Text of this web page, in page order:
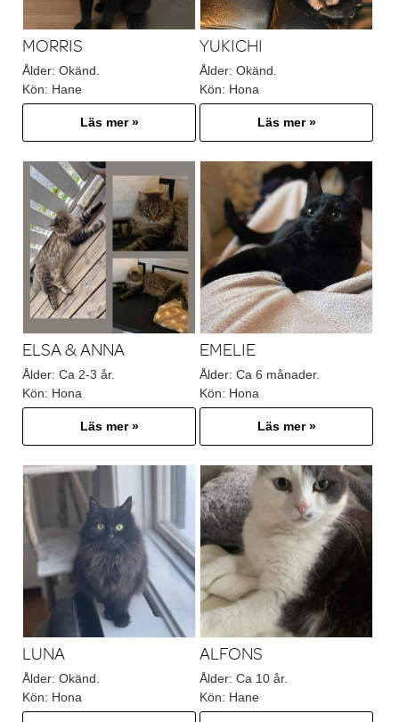
MORRIS
Ålder: Okänd.
Kön: Hane
Läs mer »
YUKICHI
Ålder: Okänd.
Kön: Hona
Läs mer »
ELSA & ANNA
Ålder: Ca 2-3 år.
Kön: Hona
Läs mer »
EMELIE
Ålder: Ca 6 månader.
Kön: Hona
Läs mer »
LUNA
Ålder: Okänd.
Kön: Hona
ALFONS
Ålder: Ca 10 år.
Kön: Hane